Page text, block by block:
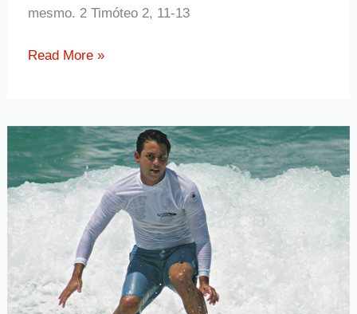
mesmo. 2 Timóteo 2, 11-13
Frase
Timóteo
2,
11-
participação
na
morte
Read More »